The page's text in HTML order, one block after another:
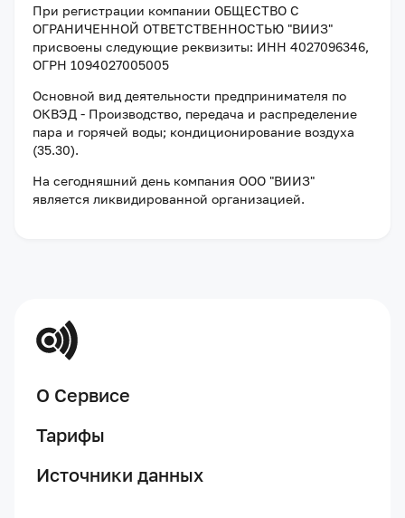
При регистрации компании ОБЩЕСТВО С
ОГРАНИЧЕННОЙ ОТВЕТСТВЕННОСТЬЮ "ВИИЗ"
присвоены следующие реквизиты: ИНН 4027096346,
ОГРН 1094027005005
Основной вид деятельности предпринимателя по
ОКВЭД - Производство, передача и распределение
пара и горячей воды; кондиционирование воздуха
(35.30).
На сегодняшний день компания ООО "ВИИЗ"
является ликвидированной организацией.
О Сервисе
Тарифы
Источники данных